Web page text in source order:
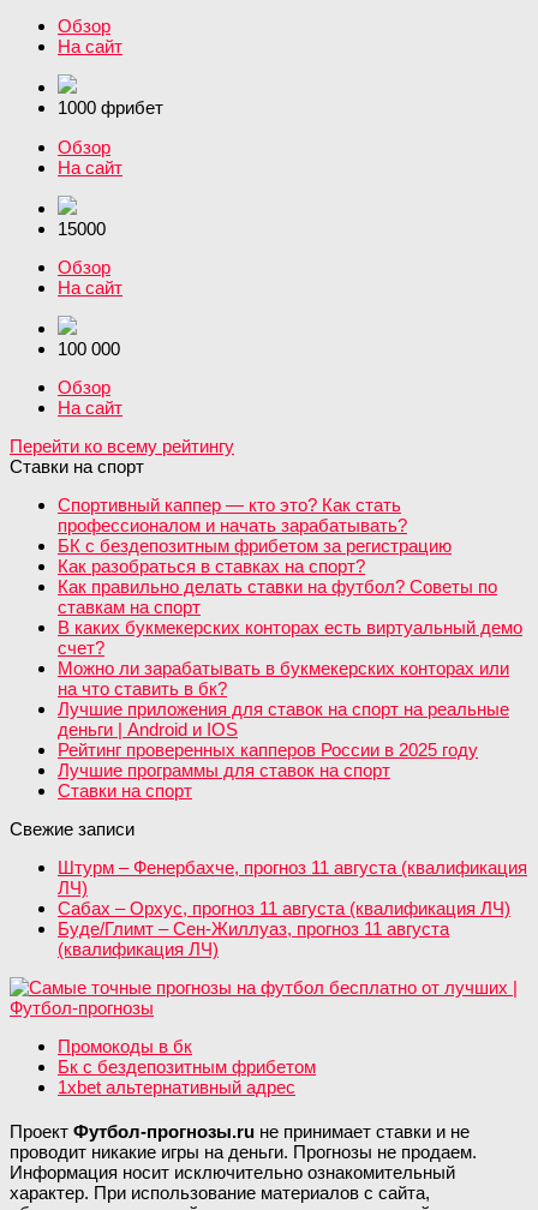
Обзор
На сайт
1000 фрибет
Обзор
На сайт
15000
Обзор
На сайт
100 000
Обзор
На сайт
Перейти ко всему рейтингу
Ставки на спорт
Спортивный каппер — кто это? Как стать
профессионалом и начать зарабатывать?
БК с бездепозитным фрибетом за регистрацию
Как разобраться в ставках на спорт?
Как правильно делать ставки на футбол? Советы по
ставкам на спорт
В каких букмекерских конторах есть виртуальный демо
счет?
Можно ли зарабатывать в букмекерских конторах или
на что ставить в бк?
Лучшие приложения для ставок на спорт на реальные
деньги | Android и IOS
Рейтинг проверенных капперов России в 2025 году
Лучшие программы для ставок на спорт
Ставки на спорт
Свежие записи
Штурм – Фенербахче, прогноз 11 августа (квалификация
ЛЧ)
Сабах – Орхус, прогноз 11 августа (квалификация ЛЧ)
Буде/Глимт – Сен-Жиллуаз, прогноз 11 августа
(квалификация ЛЧ)
Промокоды в бк
Бк с бездепозитным фрибетом
1xbet альтернативный адрес
Проект Футбол-прогнозы.ru не принимает ставки и не
проводит никакие игры на деньги. Прогнозы не продаем.
Информация носит исключительно ознакомительный
характер. При использование материалов с сайта,